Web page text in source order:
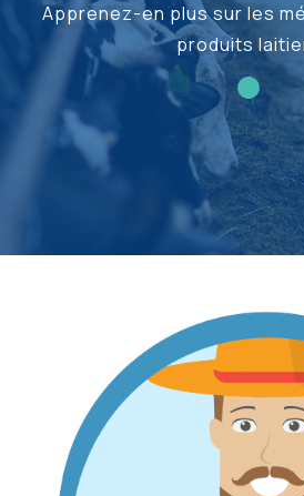
Apprenez-en plus sur les
produits